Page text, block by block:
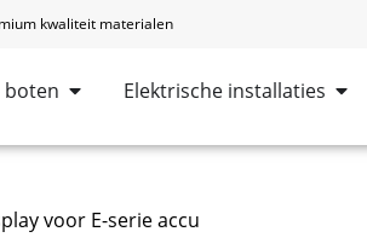
kwaliteit materialen
boten Elektrische installaties
voor E-serie accu